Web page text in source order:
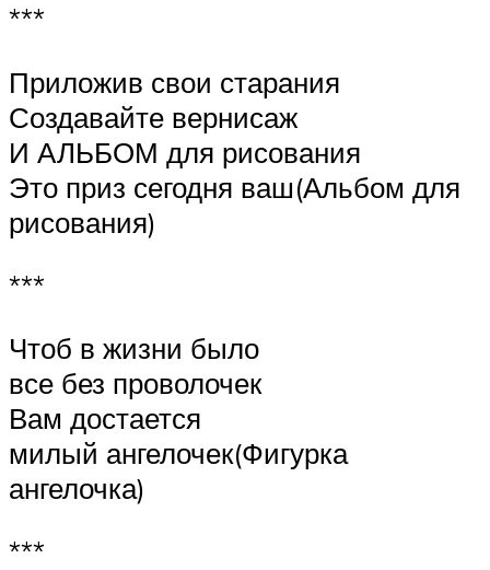
***
Приложив свои старания
Создавайте вернисаж
И АЛЬБОМ для рисования
Это приз сегодня ваш(Альбом для
рисования)
***
Чтоб в жизни было
все без проволочек
Вам достается
милый ангелочек(Фигурка
ангелочка)
***